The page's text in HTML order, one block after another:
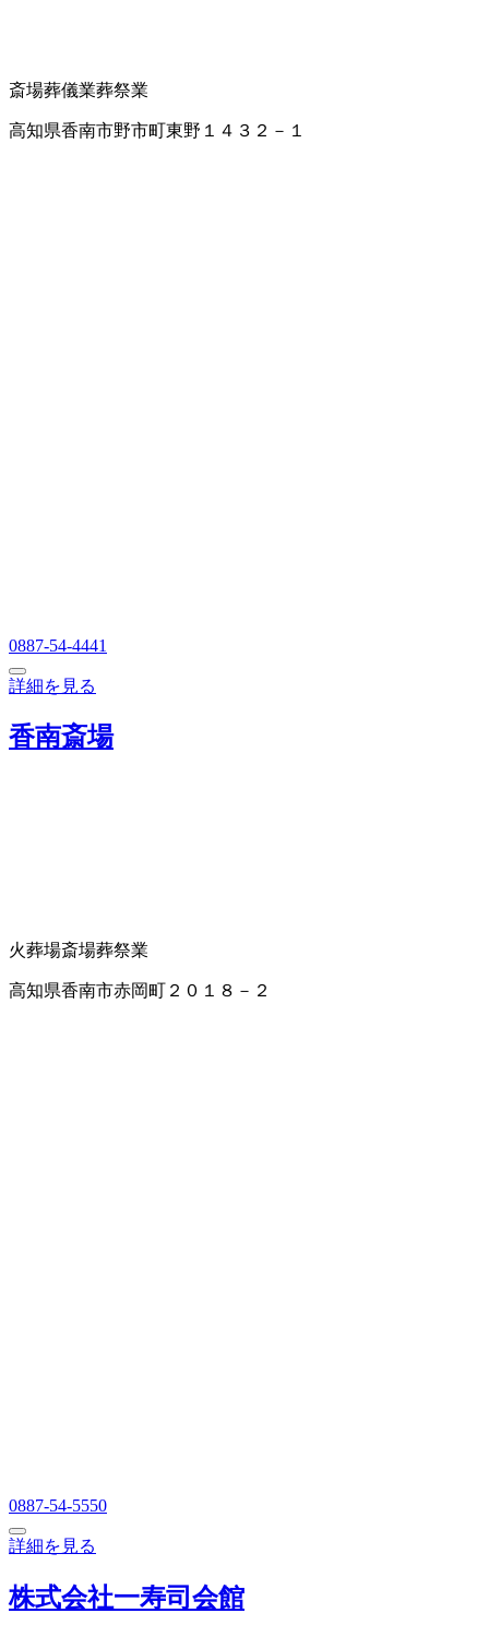
斎場葬儀業葬祭業
高知県香南市野市町東野１４３２－１
0887-54-4441
詳細を見る
香南斎場
火葬場斎場葬祭業
高知県香南市赤岡町２０１８－２
0887-54-5550
詳細を見る
株式会社一寿司会館